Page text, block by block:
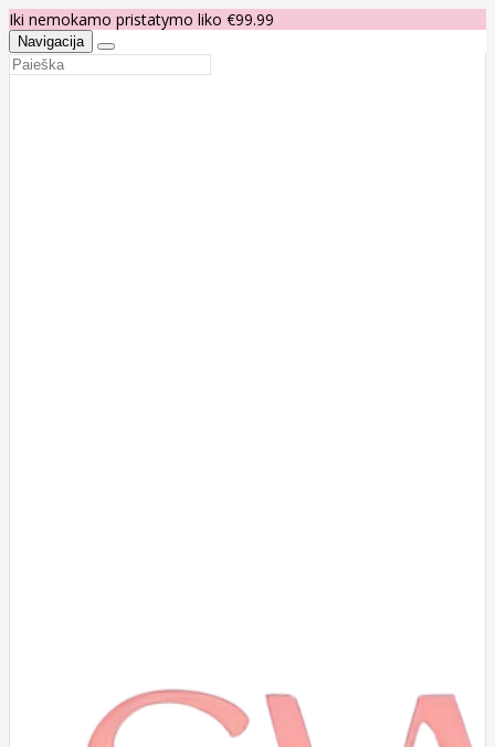
Iki nemokamo pristatymo liko €99.99
Navigacija